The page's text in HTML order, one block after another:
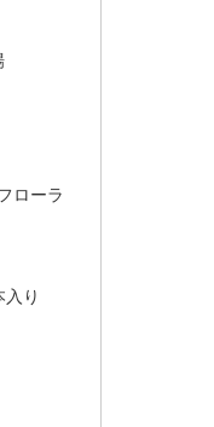
ローラ
り